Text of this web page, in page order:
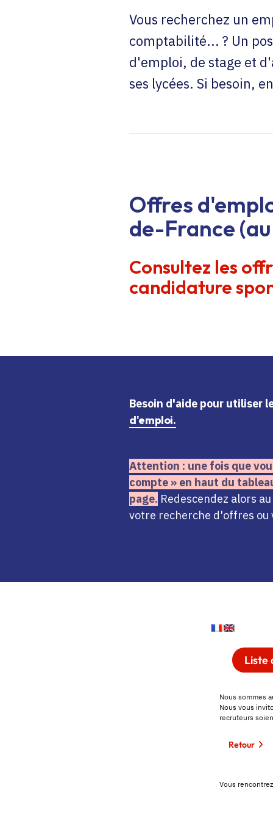
Vous recherchez un
comptabilité... ? Un
d'emploi, de stage et
ses lycées. Si besoin,
Offres
de-France
Consultez les
candidature
Besoin d'aide pour utiliser
d'emploi.
Attention : une fois que
compte » en haut du
page. Redescendez alors
votre recherche d'offres ou